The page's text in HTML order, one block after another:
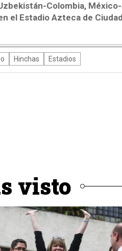
Colombia,
el Estadio Azteca de
Hinchas Estadios
visto